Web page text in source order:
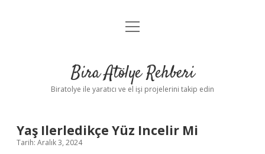
Anasayfa
Yasal Uyarı
menüyü
Bira Atölye Rehberi
Biratolye ile yaratıcı ve el işi projelerini takip edin
Yaş Ilerledikçe Yüz Incelir Mi
Tarih: Aralık 3, 2024